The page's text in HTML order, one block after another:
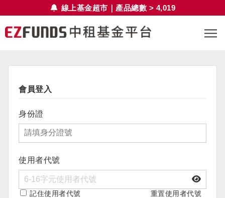
線上基金超市｜產品總數 > 4,019
會員登入
身份證
使用者代號
記住使用者代號 重置使用者代號